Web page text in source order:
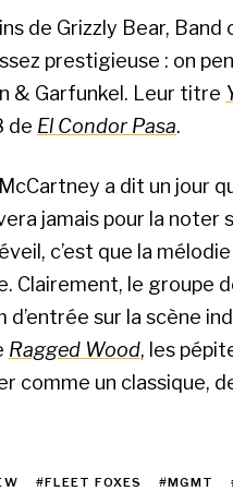
de Grizzly Bear,
prestigieuse : on
& Garfunkel. Leur titre
de El Condor Pasa.
a dit un jour
jamais pour la noter
c’est que la
Clairement, le groupe
d’entrée sur la scène
Ragged Wood, les
comme un classique,
#FLEET FOXES #MGMT